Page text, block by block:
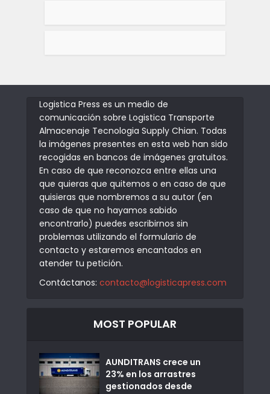
Logistica Press es un medio de
comunicación sobre Logistica Transporte
Almacenaje Tecnologia Supply Chian. Todas
la imágenes presentes en esta web han sido
recogidas en bancos de imágenes gratuitos.
En caso de que reconozca entre ellas una
que quieras que quitemos o en caso de que
quisieras que nombremos a su autor (en
caso de que no hayamos sabido
encontrarlo) puedes escribirnos sin
problemas utilizando el formulario de
contacto y estaremos encantados en
atender tu petición.
Contáctanos: contacto@logisticapress.com
MOST POPULAR
AUNDITRANS crece un
23% en los arrastres
gestionados desde